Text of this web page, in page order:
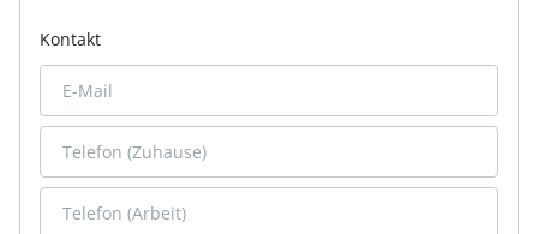
Kontakt